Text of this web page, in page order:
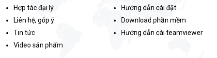
Hợp tác đại lý
Liên hệ, góp ý
Tin tức
Video sản phẩm
Hướng dẫn cài đặt
Download phần mềm
Hướng dẫn cài teamviewer